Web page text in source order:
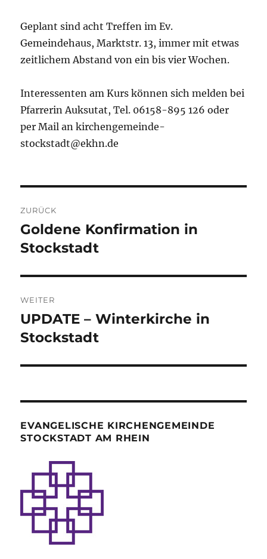
Geplant sind acht Treffen im Ev.
Gemeindehaus, Marktstr. 13, immer mit etwas
zeitlichem Abstand von ein bis vier Wochen.
Interessenten am Kurs können sich melden bei
Pfarrerin Auksutat, Tel. 06158-895 126 oder
per Mail an kirchengemeinde-
stockstadt@ekhn.de
ZURÜCK
Vorheriger
Beitrag:
Goldene Konfirmation in
Stockstadt
WEITER
Nächster
Beitrag:
UPDATE – Winterkirche in
Stockstadt
EVANGELISCHE KIRCHENGEMEINDE
STOCKSTADT AM RHEIN